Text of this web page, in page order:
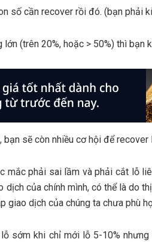
số cần recover rồi đó. (bạn phải
(trên 20%, hoặc > 50%) thì bạn
sẽ còn nhiều cơ hội để recover
mắc phải sai lầm và phải cắt lỗ
của chính mình, có thể là do
giao dịch của chúng ta chưa phù
sớm khi chỉ mới lỗ 5-10%